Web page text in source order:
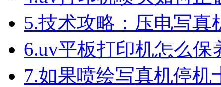
5.技术攻略：压电写真
6.uv平板打印机怎么保
7.如果喷绘写真机停机